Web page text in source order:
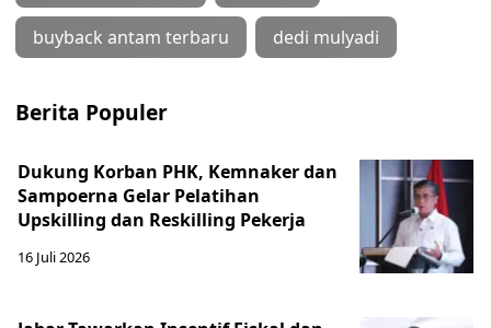
buyback antam terbaru dedi mulyadi
Berita Populer
Dukung Korban PHK, Kemnaker dan
Sampoerna Gelar Pelatihan
Upskilling dan Reskilling Pekerja
16 Juli 2026